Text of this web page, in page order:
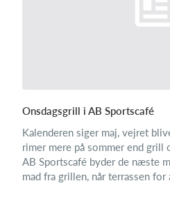
Onsdagsgrill i AB Sportscafé
Kalenderen siger maj, vejret
rimer mere på sommer end grill
AB Sportscafé byder de næste
mad fra grillen, når terrassen for